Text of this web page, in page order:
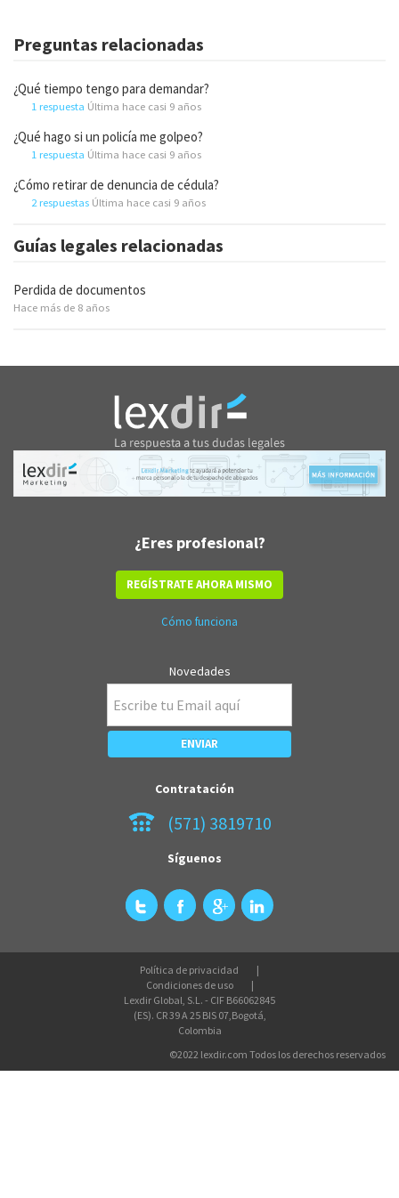
Preguntas relacionadas
¿Qué tiempo tengo para demandar?
1 respuesta Última hace casi 9 años
¿Qué hago si un policía me golpeo?
1 respuesta Última hace casi 9 años
¿Cómo retirar de denuncia de cédula?
2 respuestas Última hace casi 9 años
Guías legales relacionadas
Perdida de documentos
Hace más de 8 años
¿Eres profesional?
REGÍSTRATE AHORA MISMO
Cómo funciona
Novedades
Contratación
(571) 3819710
Síguenos
Política de privacidad
Condiciones de uso
Lexdir Global, S.L. - CIF B66062845
(ES). CR 39 A 25 BIS 07,Bogotá,
Colombia
©2022 lexdir.com Todos los derechos reservados